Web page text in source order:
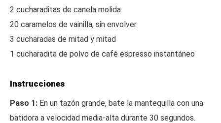
2 cucharaditas de canela molida
20 caramelos de vainilla, sin envolver
3 cucharadas de mitad y mitad
1 cucharadita de polvo de café espresso instantáneo
Instrucciones
Paso 1: En un tazón grande, bate la mantequilla con una
batidora a velocidad media-alta durante 30 segundos.